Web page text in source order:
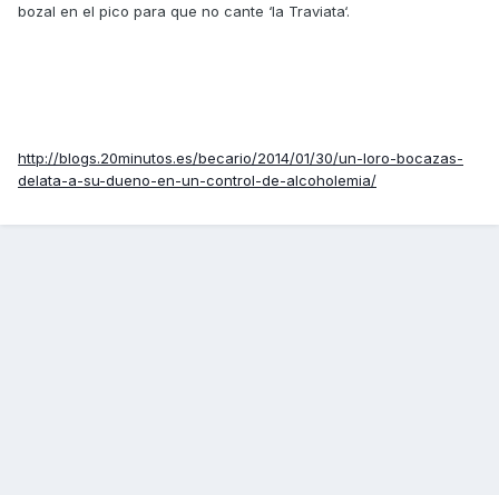
bozal en el pico para que no cante ‘la Traviata‘.
http://blogs.20minutos.es/becario/2014/01/30/un-loro-bocazas-
delata-a-su-dueno-en-un-control-de-alcoholemia/